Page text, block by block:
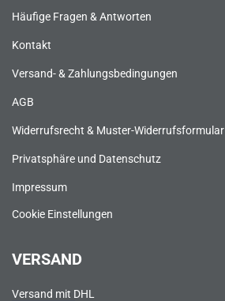
Häufige Fragen & Antworten
Kontakt
Versand- & Zahlungsbedingungen
AGB
Widerrufsrecht & Muster-Widerrufsformular
Privatsphäre und Datenschutz
Impressum
Cookie Einstellungen
VERSAND
Versand mit DHL